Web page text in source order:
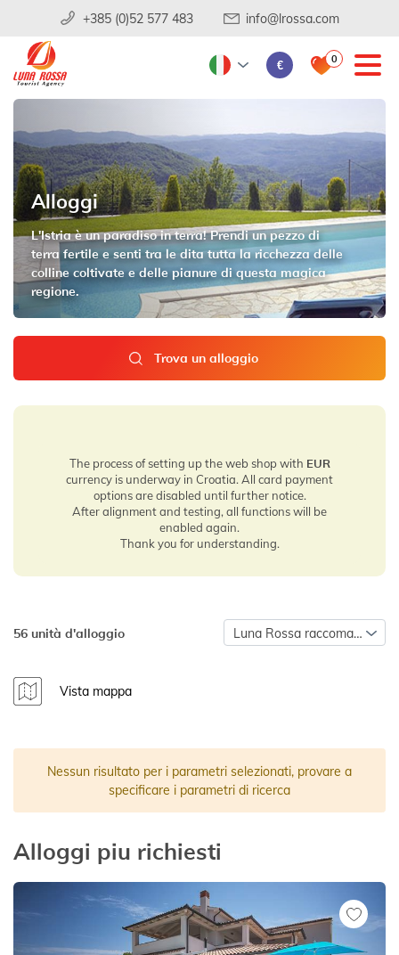
+385 (0)52 577 483 info@lrossa.com
€ 0
Alloggi
L'Istria è un paradiso in terra! Prendi un pezzo di
terra fertile e senti tra le dita tutta la ricchezza delle
colline coltivate e delle pianure di questa magica
regione.
Trova un alloggio
The process of setting up the web shop with EUR
currency is underway in Croatia. All card payment
options are disabled until further notice.
After alignment and testing, all functions will be
enabled again.
Thank you for understanding.
56 unità d'alloggio Luna Rossa raccomanda
Vista mappa
Nessun risultato per i parametri selezionati, provare a
specificare i parametri di ricerca
Alloggi piu richiesti